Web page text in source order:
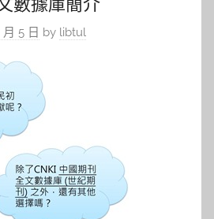
5 日 by libtul